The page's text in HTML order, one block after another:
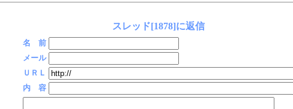
スレッド[1878]に返信
名 前
メール
ＵＲＬ
内 容